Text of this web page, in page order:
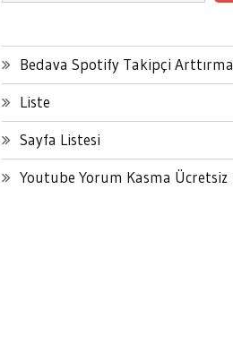
Bedava Spotify Takipçi Arttırma
Liste
Sayfa Listesi
Youtube Yorum Kasma Ücretsiz